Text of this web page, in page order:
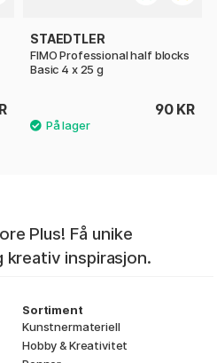
STAEDTLER
FIMO Professional half blocks
Basic 4 x 25 g
90 KR
Plus! Få unike
inspirasjon.
Sortiment
Kunstnermateriell
Hobby & Kreativitet